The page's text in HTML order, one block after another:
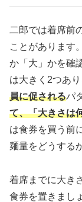
二郎では着席前
ことがあります
か「大」かを確
は大きく2つあ
員に促されるパ
て、「大きさは
は食券を買う前
麺量をどうする
着席までに大き
食券を置きまし